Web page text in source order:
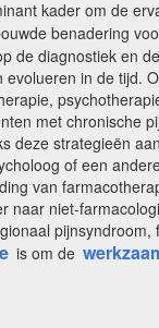
kader om de
benadering
de diagnostiek en
in de tijd.
met chronische
deze strategieën
of een
van
naar niet-
is om de